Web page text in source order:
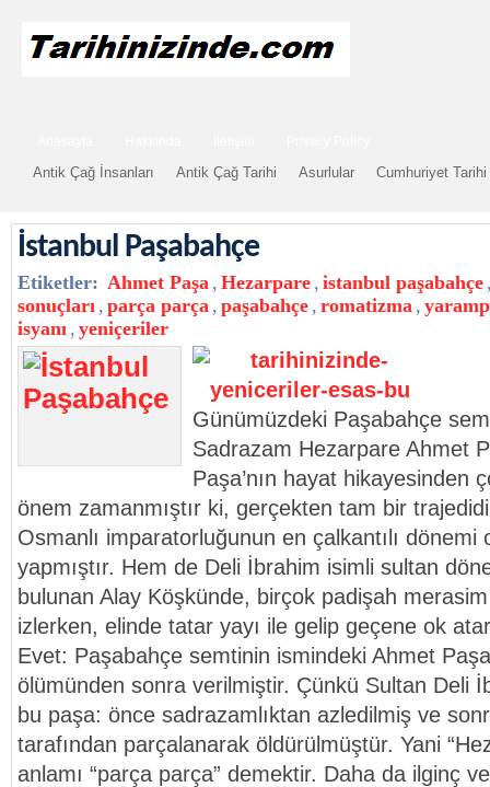
Antik Çağ İnsanları Antik Çağ Tarihi Asurlular Cumhuriyet Tarihi
İstanbul Paşabahçe
Etiketler: Ahmet Paşa , Hezarpare , istanbul paşabahçe
sonuçları , parça parça , paşabahçe , romatizma ,
isyanı , yeniçeriler
Günümüzdeki Paşabahçe
Sadrazam Hezarpare Ahmet
Paşa’nın hayat hikayesinden
önem zamanmıştır ki, gerçekten tam bir
Osmanlı imparatorluğunun en çalkantılı dönemi
yapmıştır. Hem de Deli İbrahim isimli sultan
bulunan Alay Köşkünde, birçok padişah
izlerken, elinde tatar yayı ile gelip geçene ok
Evet: Paşabahçe semtinin ismindeki Ahmet
ölümünden sonra verilmiştir. Çünkü Sultan Deli
bu paşa: önce sadrazamlıktan azledilmiş ve
tarafından parçalanarak öldürülmüştür. Yani
anlamı “parça parça” demektir. Daha da ilginç